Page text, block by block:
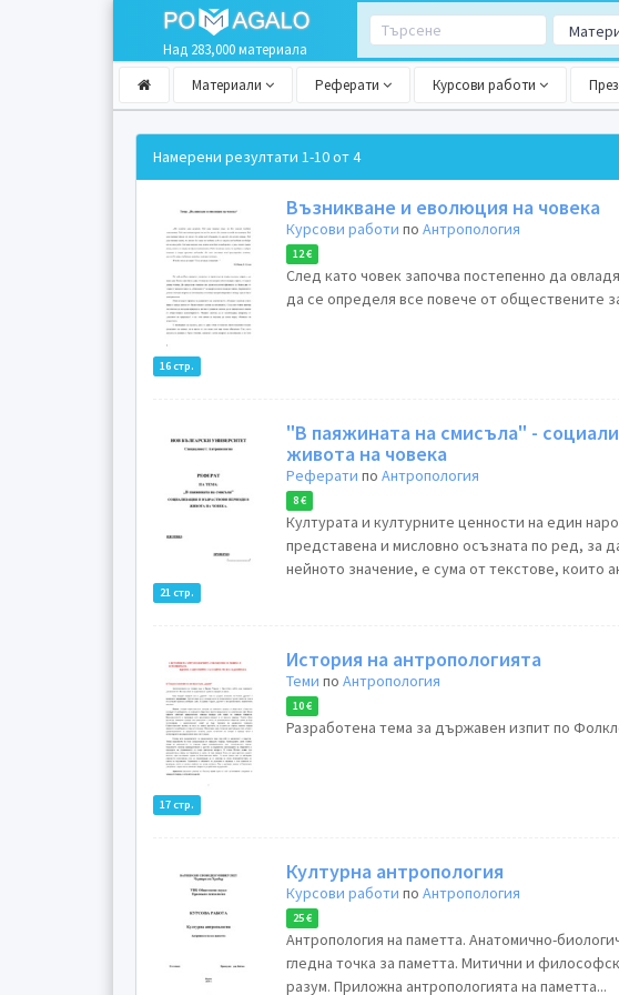
Над 283,000 материала
Материали Реферати Курсови работи
Намерени резултати 1-10 от 4
16 стр.
Възникване и еволюция на човека
Курсови работи поАнтропология
12 €
След като човек започва постепенно да
да се определя все повече от обществените
21 стр.
"В паяжината на смисъла" -
живота на човека
Реферати поАнтропология
8 €
Културата и културните ценности на един
представена и мисловно осъзната по ред, за
нейното значение, е сума от текстове, които
17 стр.
История на антропологията
Теми поАнтропология
10 €
Разработена тема за държавен изпит по
Културна антропология
Курсови работи поАнтропология
25 €
Антропология на паметта. Анатомично-
гледна точка за паметта. Митични и
разум. Приложна антропологията на паметта...